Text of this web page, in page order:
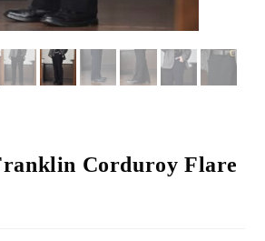
Corduroy Flare